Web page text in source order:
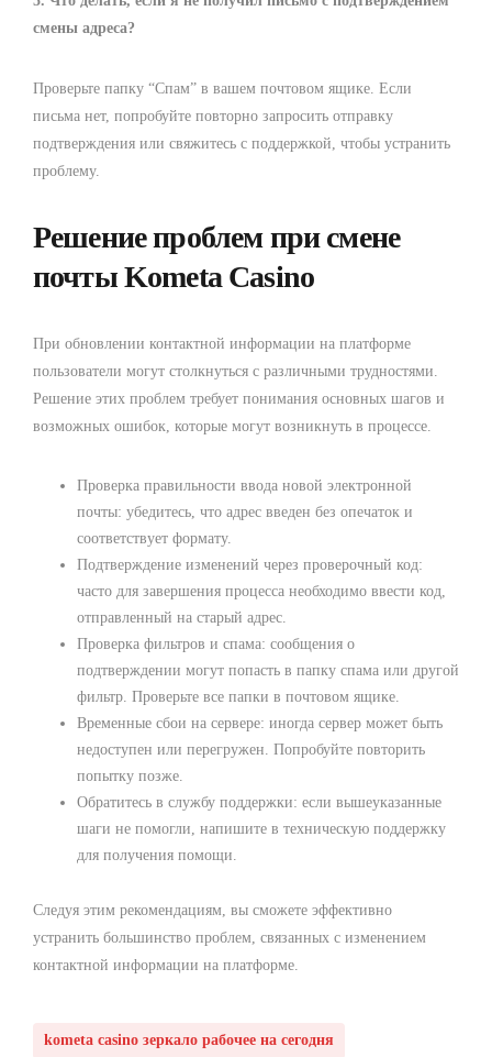
смены адреса?
Проверьте папку “Спам” в вашем почтовом ящике. Если
письма нет, попробуйте повторно запросить отправку
подтверждения или свяжитесь с поддержкой, чтобы устранить
проблему.
Решение проблем при смене
почты Kometa Casino
При обновлении контактной информации на платформе
пользователи могут столкнуться с различными трудностями.
Решение этих проблем требует понимания основных шагов и
возможных ошибок, которые могут возникнуть в процессе.
Проверка правильности ввода новой электронной
почты: убедитесь, что адрес введен без опечаток и
соответствует формату.
Подтверждение изменений через проверочный код:
часто для завершения процесса необходимо ввести код,
отправленный на старый адрес.
Проверка фильтров и спама: сообщения о
подтверждении могут попасть в папку спама или другой
фильтр. Проверьте все папки в почтовом ящике.
Временные сбои на сервере: иногда сервер может быть
недоступен или перегружен. Попробуйте повторить
попытку позже.
Обратитесь в службу поддержки: если вышеуказанные
шаги не помогли, напишите в техническую поддержку
для получения помощи.
Следуя этим рекомендациям, вы сможете эффективно
устранить большинство проблем, связанных с изменением
контактной информации на платформе.
kometa casino зеркало рабочее на сегодня